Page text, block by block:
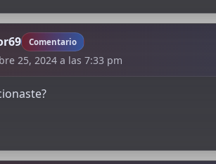
Comentario
25, 2024 a las 7:33 pm